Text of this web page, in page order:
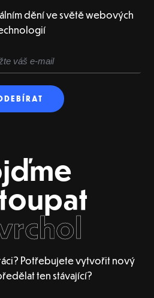
dění ve světě webových
Potřebujete vytvořit nový
ten stávající?